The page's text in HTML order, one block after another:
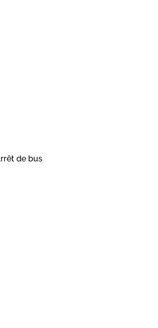
de bus